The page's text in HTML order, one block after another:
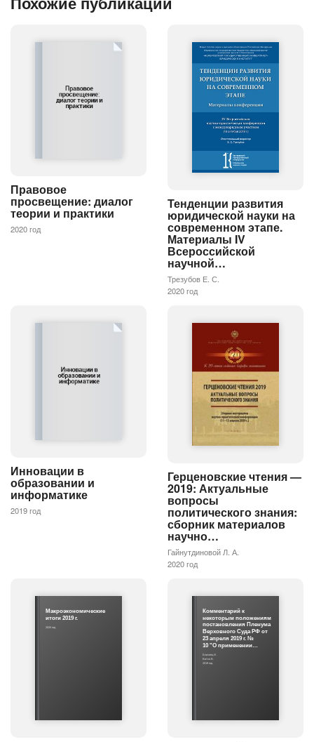
Правовое
просвещение: диалог
теории и практики
2020 год
Тенденции развития
юридической науки на
современном этапе.
Материалы IV
Всероссийской
научной…
Трезубов Е. С.
2020 год
Инновации в
образовании и
информатике
2019 год
Герценовские чтения —
2019: Актуальные
вопросы
политического знания:
сборник материалов
научно…
Гайнутдиновой Л. А.
2020 год
Макроэкономические
итоги 2019 г.
2020 год
Комментарий к
некоторым положениям
постановления Пленума
Верховного Суда РФ от
23 апреля 2019 г. №
10 "О применении…
Близнец И.
Витко В.
2019 год